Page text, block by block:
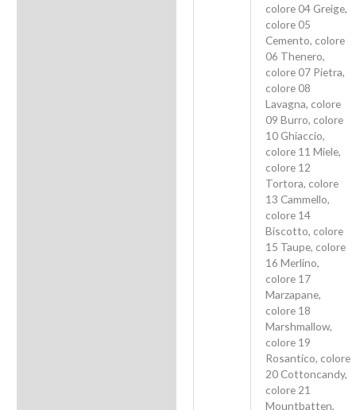
colore 04 Greige,
colore 05
Cemento, colore
06 Thenero,
colore 07 Pietra,
colore 08
Lavagna, colore
09 Burro, colore
10 Ghiaccio,
colore 11 Miele,
colore 12
Tortora, colore
13 Cammello,
colore 14
Biscotto, colore
15 Taupe, colore
16 Merlino,
colore 17
Marzapane,
colore 18
Marshmallow,
colore 19
Rosantico, colore
20 Cottoncandy,
colore 21
Mountbatten,